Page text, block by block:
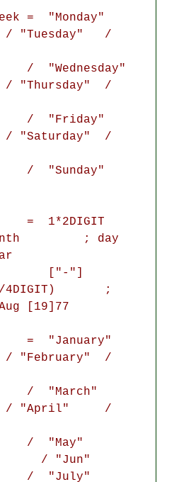
=  "Monday"
/ "Tuesday"   /
/ "Thursday"  /
"Saturday"  /
=  1*2DIGIT
; day
/4DIGIT)       ;
[19]77
=  "January"
"February"  /
/ "April"     /
/ "Jun"